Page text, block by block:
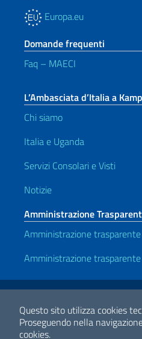
Questo sito utilizza cookies
Proseguendo nella
cookies.
Europa.eu
Domande frequenti
Faq – MAECI
L’Ambasciata d’Italia a
Chi siamo
Italia e Uganda
Servizi Consolari e Visti
Notizie
Amministrazione
Amministrazione
Amministrazione
Link Utili